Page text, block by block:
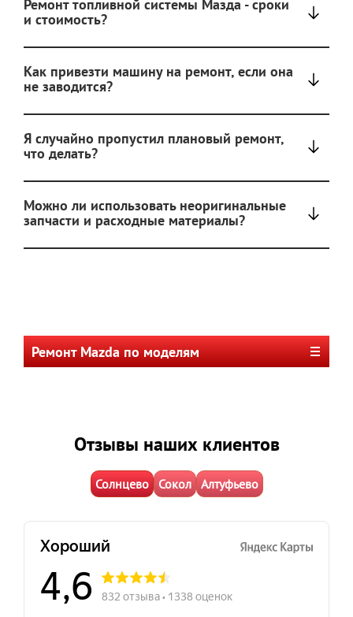
Ремонт топливной системы Мазда - сроки
и стоимость?
Как привезти машину на ремонт, если она
не заводится?
Я случайно пропустил плановый ремонт,
что делать?
Можно ли использовать неоригинальные
запчасти и расходные материалы?
Ремонт Mazda по моделям
Отзывы наших клиентов
Солнцево Сокол Алтуфьево